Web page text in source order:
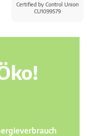
Certified by Control Union
CU1099579